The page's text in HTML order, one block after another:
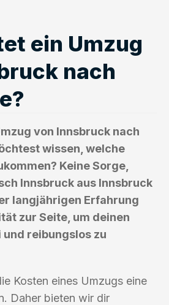
ein Umzug
nach
von Innsbruck nach
wissen, welche
Keine Sorge,
Innsbruck aus Innsbruck
langjährigen Erfahrung
zur Seite, um deinen
reibungslos zu
Kosten eines Umzugs eine
Daher bieten wir dir